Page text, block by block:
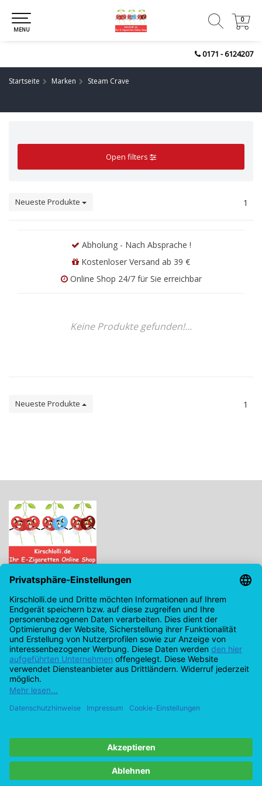
0171 - 6124207
0
0
MENU
Startseite Marken Steam Crave
Open filters
Neueste Produkte 1
Abholung - Nach Absprache !
Kostenloser Versand ab 39 €
Online Shop 24/7 für Sie erreichbar
Keine Produkte gefunden!...
Neueste Produkte 1
Kirschlolli.de - Ihr E-Zigaretten Online Shop
Kirchplatz 7, 96114 Hirschaid
0171 - 6124207
info@kirschlolli.de
USt-IdNr.: DE321609131
Kundendienst
Mein Konto
© Copyright 2026 Kirschlolli.de – Ihr E-Zigaretten Online Shop in